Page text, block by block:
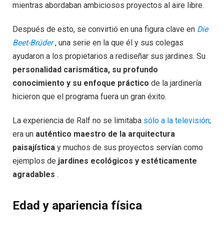
mientras abordaban ambiciosos proyectos al aire libre.
Después de esto, se convirtió en una figura clave en Die
Beet-Brüder, una serie en la que él y sus colegas
ayudaron a los propietarios a rediseñar sus jardines. Su
personalidad carismática, su profundo
conocimiento y su enfoque práctico de la jardinería
hicieron que el programa fuera un gran éxito.
La experiencia de Ralf no se limitaba sólo a la televisión;
era un auténtico maestro de la arquitectura
paisajística y muchos de sus proyectos servían como
ejemplos de jardines ecológicos y estéticamente
agradables .
Edad y apariencia física